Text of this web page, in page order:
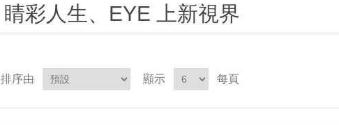
睛彩人生、EYE 上新視界
排序由 顯示 每頁